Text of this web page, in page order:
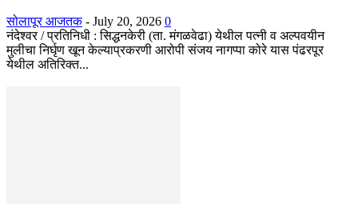
सोलापूर आजतक - July 20, 2026 0
नंदेश्वर / प्रतिनिधी : सिद्धनकेरी (ता. मंगळवेढा) येथील पत्नी व अल्पवयीन
मुलीचा निर्घृण खून केल्याप्रकरणी आरोपी संजय नागप्पा कोरे यास पंढरपूर
येथील अतिरिक्त...